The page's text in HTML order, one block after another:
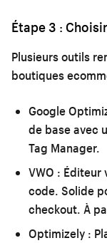
Étape 3 :
Plusieurs outils
boutiques
Google
de base avec
Tag Manager.
VWO : Éditeur
code. Solide
checkout. À
Optimizely :